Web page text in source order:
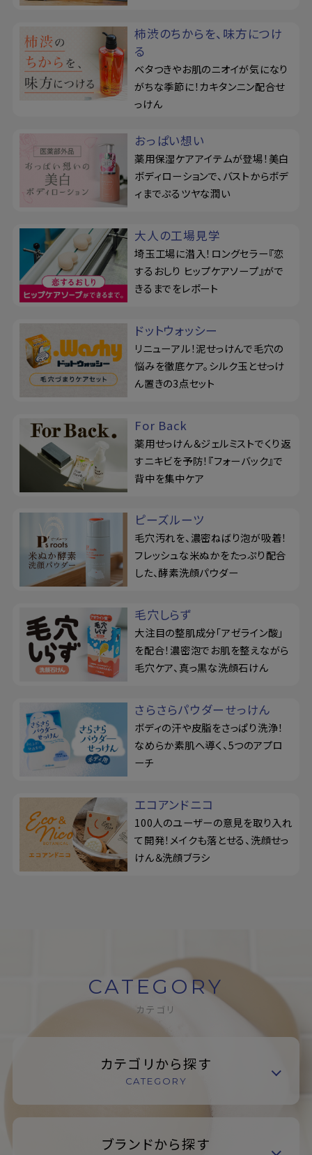
柿渋のちからを、味方につけ
る
ベタつきやお肌のニオイが気になり
がちな季節に！カキタンニン配合せ
っけん
おっぱい想い
薬用保湿ケアアイテムが登場！美白
ボディローションで、バストからボデ
ィまでぷるツヤな潤い
大人の工場見学
埼玉工場に潜入！ロングセラー『恋
するおしり ヒップケアソープ』がで
きるまでをレポート
ドットウォッシー
リニューアル！泥せっけんで毛穴の
悩みを徹底ケア。シルク玉とせっけ
ん置きの3点セット
For Back
薬用せっけん＆ジェルミストでくり返
すニキビを予防！『フォーバック』で
背中を集中ケア
ピーズルーツ
毛穴汚れを、濃密ねばり泡が吸着！
フレッシュな米ぬかをたっぷり配合
した、酵素洗顔パウダー
毛穴しらず
大注目の整肌成分「アゼライン酸」
を配合！濃密泡でお肌を整えながら
毛穴ケア、真っ黒な洗顔石けん
さらさらパウダーせっけん
ボディの汗や皮脂をさっぱり洗浄！
なめらか素肌へ導く、5つのアプロ
ーチ
エコアンドニコ
100人のユーザーの意見を取り入れ
て開発！メイクも落とせる、洗顔せっ
けん＆洗顔ブラシ
CATEGORY
カテゴリ
カテゴリから探す
CATEGORY
ブランドから探す